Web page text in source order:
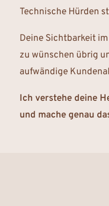
Technische Hürden
Deine Sichtbarkeit
zu wünschen übrig
aufwändige
Ich verstehe deine
und mache genau